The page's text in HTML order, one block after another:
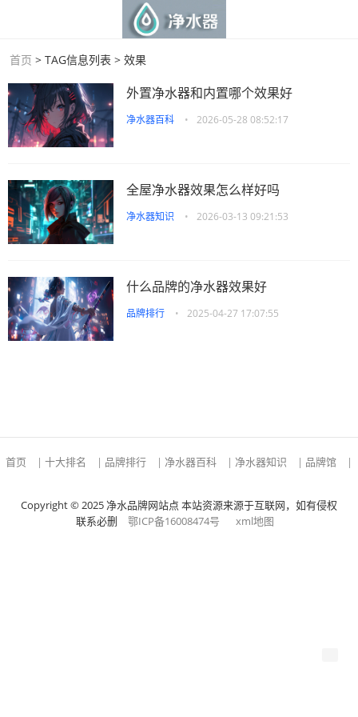
首页 > TAG信息列表 > 效果
外置净水器和内置哪个效果好
净水器百科 • 2026-05-28 08:52:17
全屋净水器效果怎么样好吗
净水器知识 • 2026-03-13 09:21:53
什么品牌的净水器效果好
品牌排行 • 2025-04-27 17:07:55
首页 | 十大排名 | 品牌排行 | 净水器百科 | 净水器知识 | 品牌馆 |
Copyright © 2025 净水品牌网站点 本站资源来源于互联网，如有侵权
联系必删
鄂ICP备16008474号 xml地图